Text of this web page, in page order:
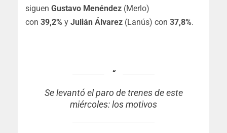
siguen Gustavo Menéndez (Merlo)
con 39,2% y Julián Álvarez (Lanús) con 37,8%.
Se levantó el paro de trenes de este
miércoles: los motivos